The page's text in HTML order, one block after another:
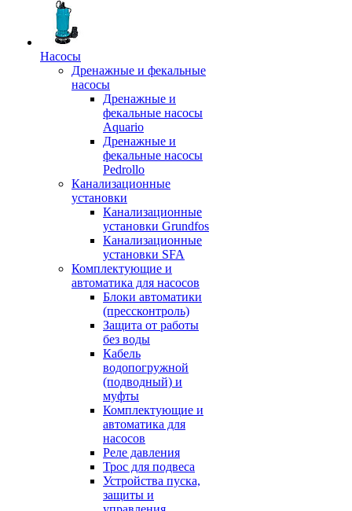
Насосы
Дренажные и фекальные
насосы
Дренажные и
фекальные насосы
Aquario
Дренажные и
фекальные насосы
Pedrollo
Канализационные
установки
Канализационные
установки Grundfos
Канализационные
установки SFA
Комплектующие и
автоматика для насосов
Блоки автоматики
(прессконтроль)
Защита от работы
без воды
Кабель
водопогружной
(подводный) и
муфты
Комплектующие и
автоматика для
насосов
Реле давления
Трос для подвеса
Устройства пуска,
защиты и